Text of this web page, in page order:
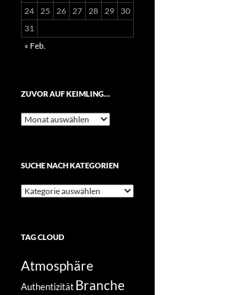
24 25 26 27 28 29
30
31
« Feb.
ZUVOR AUF KEIMLING…
Zuvor
SUCHE NACH KATEGORIEN
Suche
TAG CLOUD
Atmosphäre
Authentizität Branche